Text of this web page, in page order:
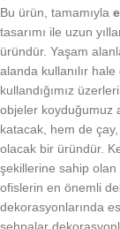
Bu ürün, tamamıyla
tasarımı ile uzun
üründür. Yaşam
alanda kullanılır
kullandığımız
objeler koyduğumuz
katacak, hem de
olacak bir üründür.
şekillerine sahip olan
ofislerin en önemli
dekorasyonlarında